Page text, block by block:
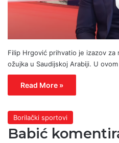
Filip Hrgović prihvatio je izazov
ožujka u Saudijskoj Arabiji. U
Read More »
Borilački sportovi
Babić